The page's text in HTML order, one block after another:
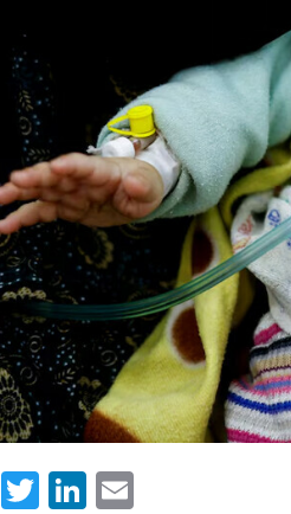
Facebook
TwitterLinkedIn